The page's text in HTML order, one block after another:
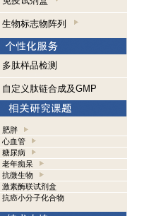
生物标志物阵列
多肽样品检测
自定义肽链合成及GMP
肥胖
心血管
糖尿病
老年痴呆
抗微生物
激素酶联试剂盒
抗癌小分子化合物